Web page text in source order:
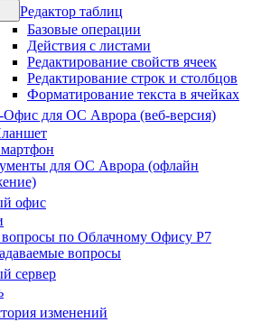
Редактор таблиц
Базовые операции
Действия с листами
Редактирование свойств ячеек
Редактирование строк и столбцов
Форматирование текста в ячейках
Офис для ОС Аврора (веб-версия)
для ОС Аврора (офлайн
офис
по Облачному Офису Р7
вопросы
сервер
изменений